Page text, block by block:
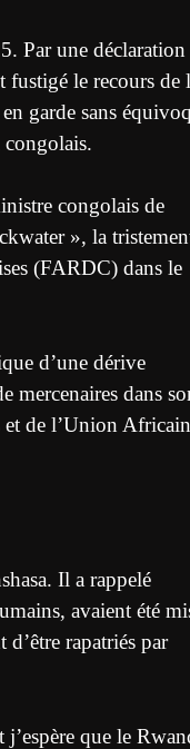
Par une déclaration
le recours de
garde sans
congolais.
congolais de
», la
(FARDC) dans le
d’une dérive
mercenaires dans
de l’Union
Il a rappelé
avaient été
rapatriés par
que le